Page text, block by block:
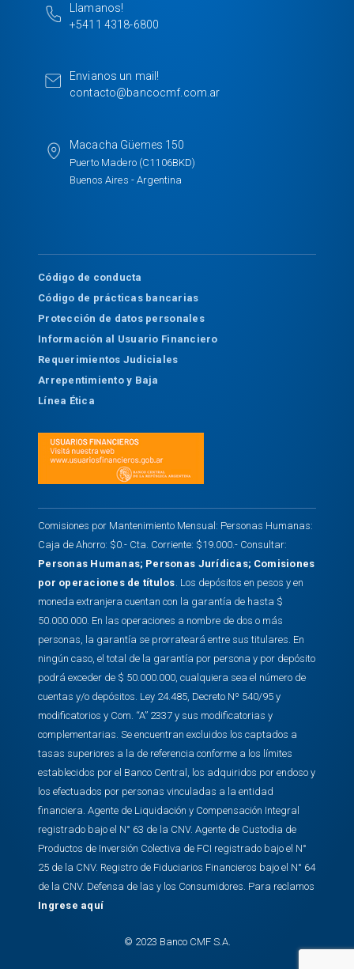
Llamanos!
+5411 4318-6800
Envianos un mail!
contacto@bancocmf.com.ar
Macacha Güemes 150
Puerto Madero (C1106BKD)
Buenos Aires - Argentina
b
Código de conducta
Código de prácticas bancarias
Protección de datos personales
Información al Usuario Financiero
Requerimientos Judiciales
Arrepentimiento y Baja
Línea Ética
Comisiones por Mantenimiento Mensual: Personas Humanas:
Caja de Ahorro: $0.- Cta. Corriente: $19.000.- Consultar:
Personas Humanas; Personas Jurídicas; Comisiones
por operaciones de títulos . Los depósitos en pesos y en
moneda extranjera cuentan con la garantía de hasta $
50.000.000. En las operaciones a nombre de dos o más
personas, la garantía se prorrateará entre sus titulares. En
ningún caso, el total de la garantía por persona y por depósito
podrá exceder de $ 50.000.000, cualquiera sea el número de
cuentas y/o depósitos. Ley 24.485, Decreto Nº 540/95 y
modificatorios y Com. “A” 2337 y sus modificatorias y
complementarias. Se encuentran excluidos los captados a
tasas superiores a la de referencia conforme a los límites
establecidos por el Banco Central, los adquiridos por endoso y
los efectuados por personas vinculadas a la entidad
financiera. Agente de Liquidación y Compensación Integral
registrado bajo el N° 63 de la CNV. Agente de Custodia de
Productos de Inversión Colectiva de FCI registrado bajo el N°
25 de la CNV. Registro de Fiduciarios Financieros bajo el N° 64
de la CNV. Defensa de las y los Consumidores. Para reclamos
Ingrese aquí
© 2023 Banco CMF S.A.